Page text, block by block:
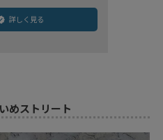
詳しく見る
めストリート